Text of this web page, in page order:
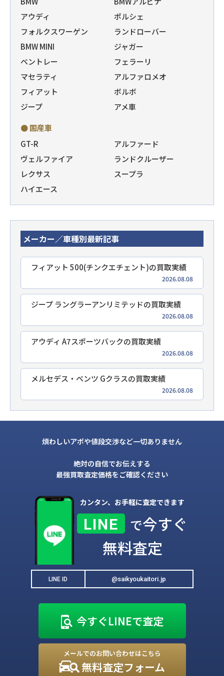
アウディ
ポルシェ
フォルクスワーゲン
ランドローバー
BMW MINI
ジャガー
ベントレー
フェラーリ
マセラティ
アルファロメオ
フィアット
ボルボ
ジープ
アメ車
● 国産車
GT-R
アルファード
ヴェルファイア
ランドクルーザー
レクサス
スープラ
ハイエース
メーカー／車種別最新記事
フィアット 500(チンクエチェント)の買取実績
2026.08.08
ジープ ラングラーアンリミテッドの買取実績
2026.08.08
アウディ A7スポーツバックの買取実績
2026.08.08
メルセデス・ベンツ Gクラスの買取実績
2026.08.08
煩わしいアポや値段交渉など一切ありません
絶対の自信でお伝えする
最強買取査定価格をご確認ください
カンタン、お手軽に査定できます
LINE で今すぐ
無料査定
LINE ID @saikyoukaitori.jp
今すぐLINEで査定
メールでのお問い合わせはこちら
無料査定フォーム